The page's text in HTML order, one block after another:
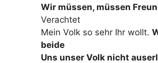
Wir müssen, müssen
Verachtet
Mein Volk so sehr Ihr wollt.
beide
Uns unser Volk nicht